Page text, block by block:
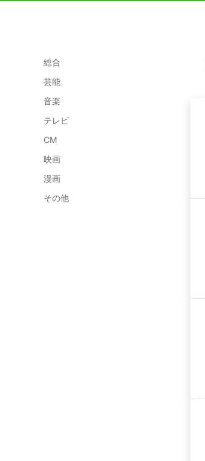
総合
芸能
音楽
テレビ
CM
映画
漫画
その他